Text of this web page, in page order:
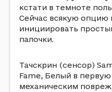
кстати в темноте
Сейчас всякую
инициировать
палочки.
Тачскрин (сенсор)
Fame, Белый в
механическим